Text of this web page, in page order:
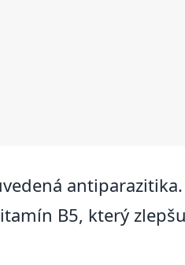
B5, který